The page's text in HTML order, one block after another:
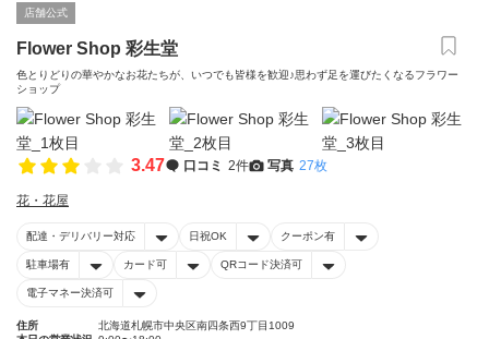
店舗公式
Flower Shop 彩生堂
色とりどりの華やかなお花たちが、いつでも皆様を歓迎♪思わず足を運びたくなるフラワー
ショップ
3.47 口コミ 2件 写真 27枚
花・花屋
配達・デリバリー対応 日祝OK クーポン有
駐車場有 カード可 QRコード決済可
電子マネー決済可
住所
北海道札幌市中央区南四条西9丁目1009